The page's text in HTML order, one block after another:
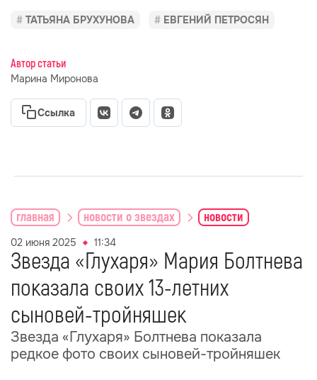
ТАТЬЯНА БРУХУНОВА ЕВГЕНИЙ ПЕТРОСЯН
Автор статьи
Марина Миронова
Ссылка
главная новости о звездах новости
02 июня 2025 11:34
Звезда «Глухаря» Мария Болтнева
показала своих 13-летних
сыновей-тройняшек
Звезда «Глухаря» Болтнева показала
редкое фото своих сыновей-тройняшек